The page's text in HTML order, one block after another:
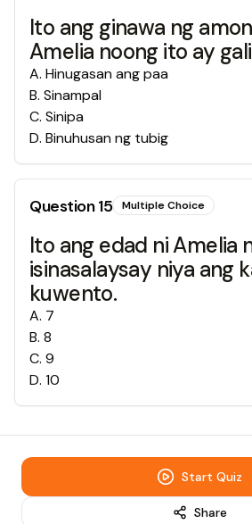
Ito ang ginawa ng
Amelia noong ito ay
A. Hinugasan ang paa
B. Sinampal
C. Sinipa
D. Binuhusan ng tubig
Question15 Multiple Choice
Ito ang edad ni Amelia
isinasalaysay niya ang
kuwento.
A. 7
B. 8
C. 9
D. 10
Start Quiz
Share